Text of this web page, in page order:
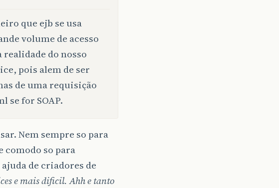
que ejb se usa
volume de acesso
realidade do nosso
pois alem de ser
de uma requisição
se for SOAP.
Nem sempre so para
comodo so para
de criadores de
e mais dificil. Ahh e tanto